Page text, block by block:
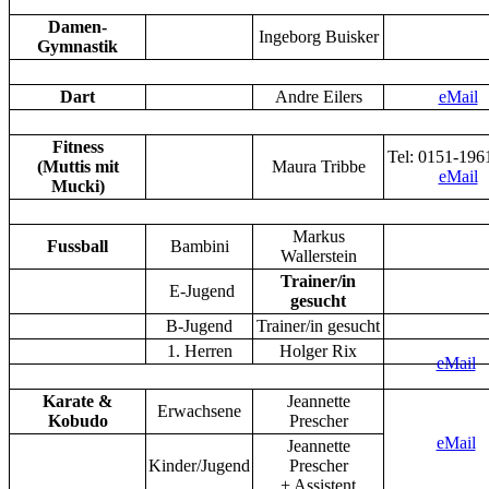
Damen-
Gymnastik
Ingeborg Buisker
Dart Andre Eilers eMail
Fitness
(Muttis mit
Mucki)
Maura Tribbe
Tel: 0151-
eMail
Fussball Bambini
Markus
Wallerstein
E-Jugend
Trainer/in
gesucht
B-Jugend
Trainer/in gesucht
1. Herren
Holger Rix
eMail
Karate &
Kobudo
Erwachsene
Jeannette
Prescher
eMail
Kinder/Jugend
Jeannette
Prescher
+ Assistent